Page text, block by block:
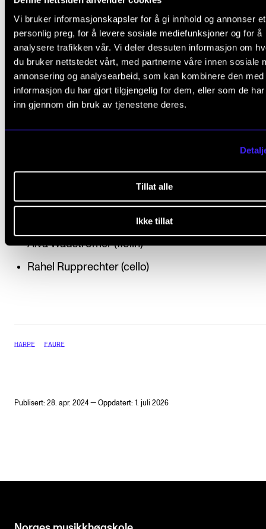
Vi bruker informasjonskapsler for å gi innhold og annonser et
personlig preg, for å levere sosiale mediefunksjoner og for å
analysere trafikken vår. Vi deler dessuten informasjon om
du bruker nettstedet vårt, med partnerne våre innen sosiale
annonsering og analysearbeid, som kan kombinere den med
informasjon du har gjort tilgjengelig for dem, eller som de
inn gjennom din bruk av tjenestene deres.
Tillat alle
Ikke tillat
Alexander Thomas: Book of Poetry:
Corazón
Echoes
Stolen
Alexander Thomas (harpe)
Knut Kippersund Nesdal (sang, skuespill)
Alva Wadströmer (fiolin)
Rahel Rupprechter (cello)
HARPE FAURE
Publisert: 28. apr. 2024 — Oppdatert: 1. juli 2026